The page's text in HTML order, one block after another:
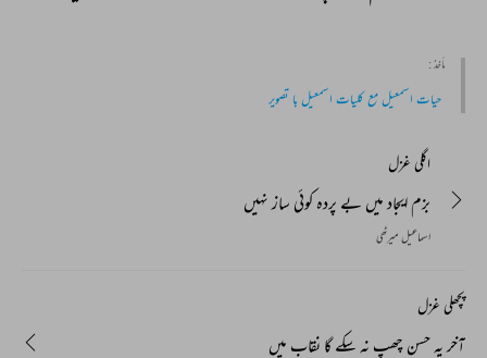
مأخذ :
حیات اسمعیل مع کلیات اسمعیل با تصویر
اگلی غزل
بزم ایجاد میں بے پردہ کوئی ساز نہیں
اسماعیل میرٹھی
پچھلی غزل
آخر یہ حسن چھپ نہ سکے گا نقاب میں